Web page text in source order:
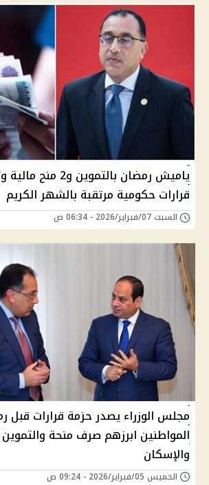
قرارات حكومية مرتقبة بالشهر الكريم
السبت 07/فبراير/2026 - 06:34 ص
مجلس الوزراء يصدر حزمة قرارات قبل
المواطنين ابرزهم صرف منحة
والإسكان
الخميس 05/فبراير/2026 - 09:24 ص